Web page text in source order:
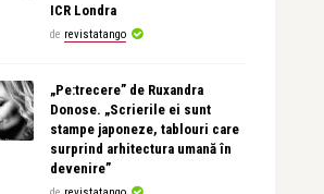
ICR Londra
de revistatango
„Pe:trecere” de Ruxandra
Donose. „Scrierile ei sunt
stampe japoneze, tablouri care
surprind arhitectura umană în
devenire”